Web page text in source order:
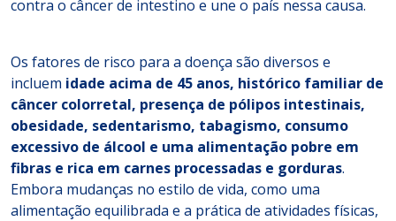
contra o câncer de intestino e une o país nessa causa.
Os fatores de risco para a doença são diversos e
incluem idade acima de 45 anos, histórico familiar de
câncer colorretal, presença de pólipos intestinais,
obesidade, sedentarismo, tabagismo, consumo
excessivo de álcool e uma alimentação pobre em
fibras e rica em carnes processadas e gorduras.
Embora mudanças no estilo de vida, como uma
alimentação equilibrada e a prática de atividades físicas,